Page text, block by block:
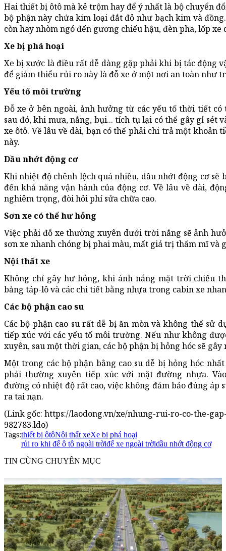
Hai thiết bị ôtô mà kẻ trộm hay để ý nhất là bộ chuyển
bộ phận này chứa kim loại đắt đỏ như bạch kim và
còn hay nhòm ngó đến gương chiếu hậu, đèn pha, lốp xe
Xe bị phá hoại
Xe bị xước là điều rất dễ dàng gặp phải khi bị tác động
để giảm thiểu rủi ro này là đỗ xe ở một nơi an toàn như
Yếu tố môi trường
Đỗ xe ở bên ngoài, ảnh hưởng từ các yếu tố thời tiết
sau đó, khi mưa, nắng, bụi... tích tụ lại có thể gây gỉ sét
xe ôtô. Về lâu về dài, bạn có thể phải chi trả một khoản
này.
Dầu nhớt động cơ
Khi nhiệt độ chênh lệch quá nhiều, dầu nhớt động cơ sẽ
đến khả năng vận hành của động cơ. Về lâu về dài,
nghiêm trọng, đòi hỏi phí sửa chữa cao.
Sơn xe có thể hư hỏng
Việc phải đỗ xe thường xuyên dưới trời nắng sẽ ảnh
sơn xe nhanh chóng bị phai màu, mất giá trị thẩm mĩ và
Nội thất xe
Không chỉ gây hư hỏng, khi ánh nắng mặt trời chiếu
bảng táp-lô và các chi tiết bằng nhựa trong cabin xe
Các bộ phận cao su
Các bộ phận cao su rất dễ bị ăn mòn và không thể sử
tiếp xúc với các yếu tố môi trường. Nếu như không
xuyên, sau một thời gian, các bộ phận bị hỏng hóc sẽ
Một trong các bộ phận bằng cao su dễ bị hỏng hóc
phải thường xuyên tiếp xúc với mặt đường nhựa.
đường có nhiệt độ rất cao, việc không đảm bảo đúng áp
ra tai nạn.
(Link gốc: https://laodong.vn/xe/nhung-rui-ro-co-the-
982783.ldo)
Tags:thiết bị ôtôNội thất xeXe bị phá hoại
rủi ro khi để ô tô ngoài trờiđể xe ngoài trờidầu nhớt động cơ
TIN CÙNG CHUYÊN MỤC